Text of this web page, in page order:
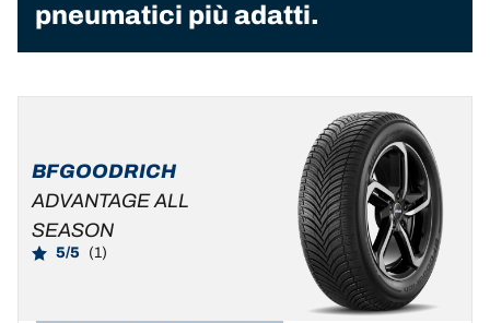
pneumatici più adatti.
BFGOODRICH
ADVANTAGE ALL
SEASON
5/5 (1)